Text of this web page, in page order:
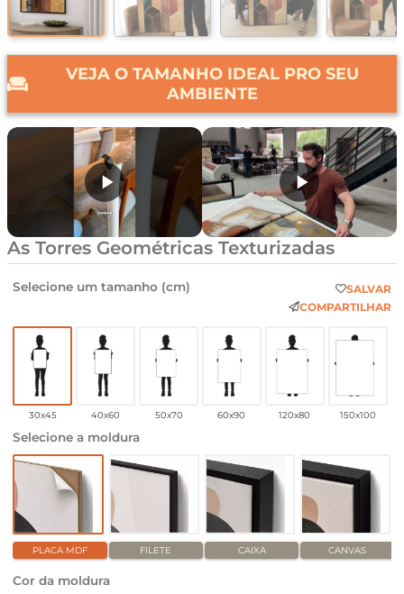
VEJA O TAMANHO IDEAL PRO SEU
AMBIENTE
As Torres Geométricas Texturizadas
Selecione um tamanho (cm)
SALVAR
COMPARTILHAR
30x45 40x60 50x70 60x90 120x80 150x100
Selecione a moldura
PLACA MDF FILETE CAIXA CANVAS
Cor da moldura